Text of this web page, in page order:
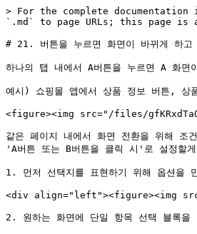
> For the complete
`.md` to page URLs; this page is
# 21. 버튼을 누르면 화면이 바뀌게 하고
하나의 탭 내에서 A버튼을 누르면 A 화
예시) 쇼핑몰 앱에서 상품 정보 버튼, 상
<figure><img src="/files/
같은 페이지 내에서 화면 전환을 위해
'A버튼 또는 B버튼을 클릭 시'로 설정할
1. 먼저 선택지를 표현하기 위해 옵션을
<div align="left"><figure><img
2. 원하는 화면에 단일 항목 선택 블록